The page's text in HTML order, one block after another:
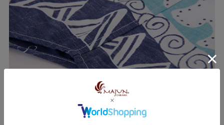
SEWING 縫製のこだわり